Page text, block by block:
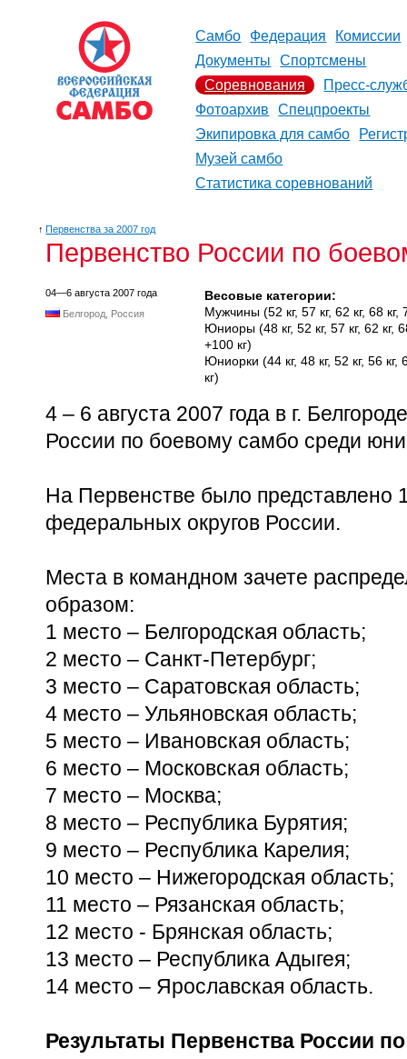
Самбо Федерация
Комиссии
Документы
Спортсмены
Соревнования
Пресс-
Фотоархив
Спецпроекты
Экипировка для самбо
Музей самбо
Статистика соревнований
↑ Первенства за 2007 год
Первенство России по
04—6 августа 2007 года
Белгород, Россия
Весовые категории:
Мужчины (52 кг, 57 кг, 62 кг, 68 кг,
Юниоры (48 кг, 52 кг, 57 кг, 62 кг,
+100 кг)
Юниорки (44 кг, 48 кг, 52 кг, 56 кг,
кг)
4 – 6 августа 2007 года в г.
России по боевому самбо среди
На Первенстве было представлено
федеральных округов России.
Места в командном зачете
образом:
1 место – Белгородская область;
2 место – Санкт-Петербург;
3 место – Саратовская область;
4 место – Ульяновская область;
5 место – Ивановская область;
6 место – Московская область;
7 место – Москва;
8 место – Республика Бурятия;
9 место – Республика Карелия;
10 место – Нижегородская область;
11 место – Рязанская область;
12 место - Брянская область;
13 место – Республика Адыгея;
14 место – Ярославская область.
Результаты Первенства России